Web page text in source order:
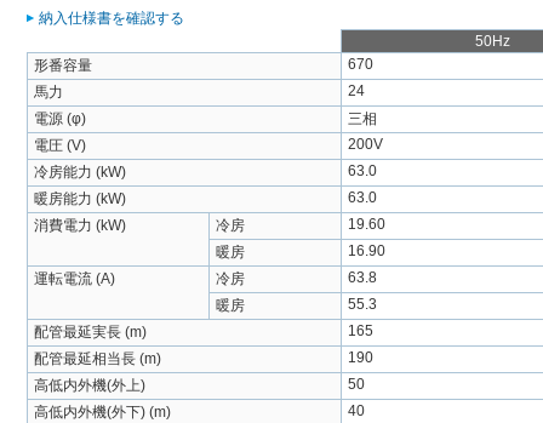
納入仕様書を確認する
50Hz
形番容量
670
馬力
24
電源 (φ)
三相
電圧 (V)
200V
冷房能力 (kW)
63.0
暖房能力 (kW)
63.0
消費電力 (kW)
冷房
19.60
暖房
16.90
運転電流 (A)
冷房
63.8
暖房
55.3
配管最延実長 (m)
165
配管最延相当長 (m)
190
高低内外機(外上)
50
高低内外機(外下) (m)
40